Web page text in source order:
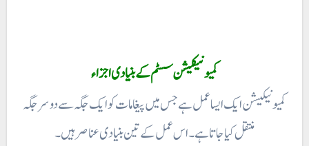
کمیونیکیشن سسٹم کے بنیادی اجزاء
کمیونیکیشن ایک ایسا عمل ہے جس میں پیغامات کو ایک جگہ سے دوسر جگہ
منتقل کیا جاتا ہے۔ اس عمل کے تین بنیادی عناصر ہیں ۔